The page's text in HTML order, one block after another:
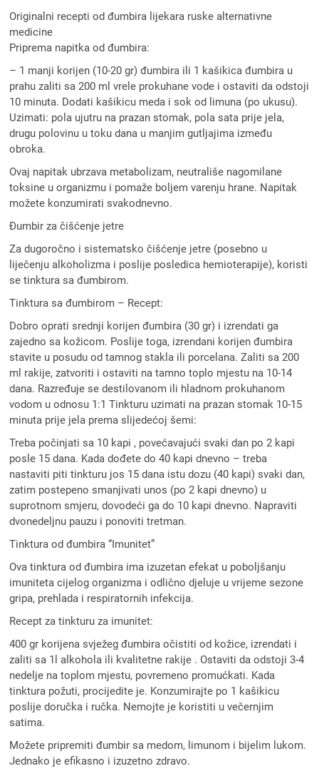
Originalni recepti od đumbira lijekara ruske alternativne
medicine
Priprema napitka od đumbira:
– 1 manji korijen (10-20 gr) đumbira ili 1 kašikica đumbira u
prahu zaliti sa 200 ml vrele prokuhane vode i ostaviti da odstoji
10 minuta. Dodati kašikicu meda i sok od limuna (po ukusu).
Uzimati: pola ujutru na prazan stomak, pola sata prije jela,
drugu polovinu u toku dana u manjim gutljajima između
obroka.
Ovaj napitak ubrzava metabolizam, neutrališe nagomilane
toksine u organizmu i pomaže boljem varenju hrane. Napitak
možete konzumirati svakodnevno.
Đumbir za čišćenje jetre
Za dugoročno i sistematsko čišćenje jetre (posebno u
liječenju alkoholizma i poslije posledica hemioterapije), koristi
se tinktura sa đumbirom.
Tinktura sa đumbirom – Recept:
Dobro oprati srednji korijen đumbira (30 gr) i izrendati ga
zajedno sa kožicom. Poslije toga, izrendani korijen đumbira
stavite u posudu od tamnog stakla ili porcelana. Zaliti sa 200
ml rakije, zatvoriti i ostaviti na tamno toplo mjestu na 10-14
dana. Razređuje se destilovanom ili hladnom prokuhanom
vodom u odnosu 1:1 Tinkturu uzimati na prazan stomak 10-15
minuta prije jela prema slijedećoj šemi:
Treba počinjati sa 10 kapi , povećavajući svaki dan po 2 kapi
posle 15 dana. Kada dođete do 40 kapi dnevno – treba
nastaviti piti tinkturu jos 15 dana istu dozu (40 kapi) svaki dan,
zatim postepeno smanjivati unos (po 2 kapi dnevno) u
suprotnom smjeru, dovodeći ga do 10 kapi dnevno. Napraviti
dvonedeljnu pauzu i ponoviti tretman.
Tinktura od đumbira “Imunitet”
Ova tinktura od đumbira ima izuzetan efekat u poboljšanju
imuniteta cijelog organizma i odlično djeluje u vrijeme sezone
gripa, prehlada i respiratornih infekcija.
Recept za tinkturu za imunitet:
400 gr korijena svježeg đumbira očistiti od kožice, izrendati i
zaliti sa 1l alkohola ili kvalitetne rakije . Ostaviti da odstoji 3-4
nedelje na toplom mjestu, povremeno promućkati. Kada
tinktura požuti, procijedite je. Konzumirajte po 1 kašikicu
poslije doručka i ručka. Nemojte je koristiti u večernjim
satima.
Možete pripremiti đumbir sa medom, limunom i bijelim lukom.
Jednako je efikasno i izuzetno zdravo.